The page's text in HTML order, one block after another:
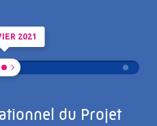
2021
du Projet